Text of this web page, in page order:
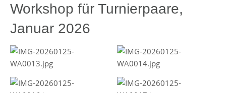
Workshop für Turnierpaare,
Januar 2026